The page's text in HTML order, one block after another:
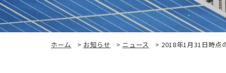
ホーム > お知らせ > ニュース > 2018年1月31日時点